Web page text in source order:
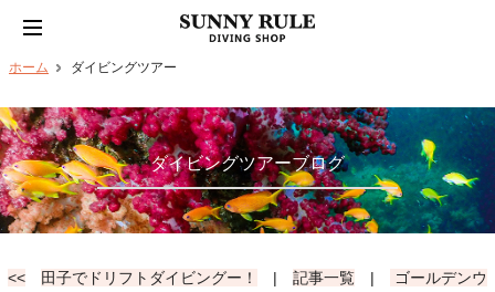
ホーム ダイビングツアー
ダイビングツアーブログ
<< 田子でドリフトダイビングー！ | 記事一覧 |
ゴールデンウ